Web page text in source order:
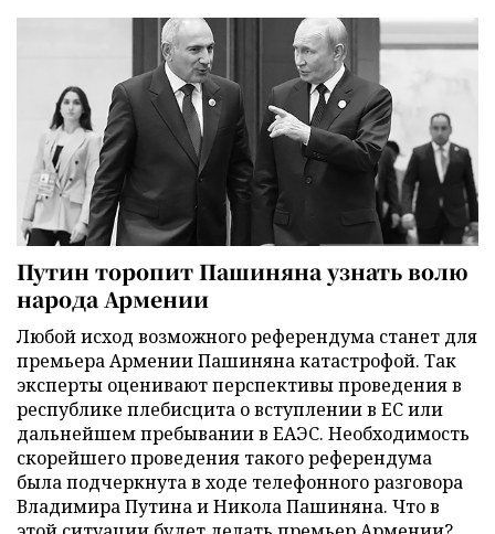
Путин торопит Пашиняна узнать волю
народа Армении
Любой исход возможного референдума станет для
премьера Армении Пашиняна катастрофой. Так
эксперты оценивают перспективы проведения в
республике плебисцита о вступлении в ЕС или
дальнейшем пребывании в ЕАЭС. Необходимость
скорейшего проведения такого референдума
была подчеркнута в ходе телефонного разговора
Владимира Путина и Никола Пашиняна. Что в